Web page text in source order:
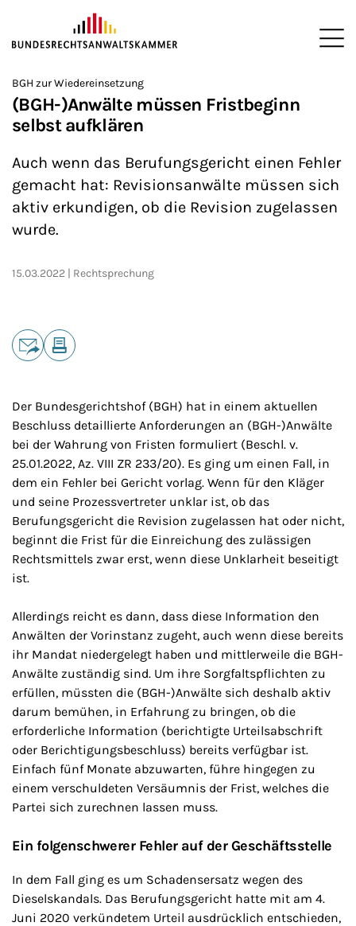
ZUM HAUPTINHALT SPRINGEN
Sie befinden sich hier:
>
Startseite
>
Newsroom
>
BGH zur Wiedereinsetzung
(BGH-)Anwälte müssen Fristbeginn
selbst aufklären
Auch wenn das Berufungsgericht einen Fehler
gemacht hat: Revisionsanwälte müssen sich
aktiv erkundigen, ob die Revision zugelassen
wurde.
15.03.2022 Rechtsprechung
Teilen
Der Bundesgerichtshof (BGH) hat in einem aktuellen
Beschluss detaillierte Anforderungen an (BGH-)Anwälte
bei der Wahrung von Fristen formuliert (Beschl. v.
25.01.2022, Az. VIII ZR 233/20). Es ging um einen Fall, in
dem ein Fehler bei Gericht vorlag. Wenn für den Kläger
und seine Prozessvertreter unklar ist, ob das
Berufungsgericht die Revision zugelassen hat oder nicht,
beginnt die Frist für die Einreichung des zulässigen
Rechtsmittels zwar erst, wenn diese Unklarheit beseitigt
ist.
Allerdings reicht es dann, dass diese Information den
Anwälten der Vorinstanz zugeht, auch wenn diese bereits
ihr Mandat niedergelegt haben und mittlerweile die BGH-
Anwälte zuständig sind. Um ihre Sorgfaltspflichten zu
erfüllen, müssten die (BGH-)Anwälte sich deshalb aktiv
darum bemühen, in Erfahrung zu bringen, ob die
erforderliche Information (berichtigte Urteilsabschrift
oder Berichtigungsbeschluss) bereits verfügbar ist.
Einfach fünf Monate abzuwarten, führe hingegen zu
einem verschuldeten Versäumnis der Frist, welches die
Partei sich zurechnen lassen muss.
Ein folgenschwerer Fehler auf der Geschäftsstelle
In dem Fall ging es um Schadensersatz wegen des
Dieselskandals. Das Berufungsgericht hatte mit am 4.
Juni 2020 verkündetem Urteil ausdrücklich entschieden,